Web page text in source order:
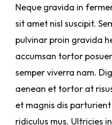
Neque gravida in
sit amet nisl suscipit.
pulvinar proin gravida
accumsan tortor
semper viverra nam.
aenean et tortor at
et magnis dis
ridiculus mus. Ultricies